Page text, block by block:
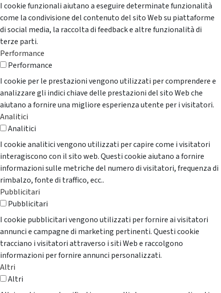
I cookie funzionali aiutano a eseguire determinate funzionalità
come la condivisione del contenuto del sito Web su piattaforme
di social media, la raccolta di feedback e altre funzionalità di
terze parti.
Performance
Performance
I cookie per le prestazioni vengono utilizzati per comprendere e
analizzare gli indici chiave delle prestazioni del sito Web che
aiutano a fornire una migliore esperienza utente per i visitatori.
Analitici
Analitici
I cookie analitici vengono utilizzati per capire come i visitatori
interagiscono con il sito web. Questi cookie aiutano a fornire
informazioni sulle metriche del numero di visitatori, frequenza di
rimbalzo, fonte di traffico, ecc..
Pubblicitari
Pubblicitari
I cookie pubblicitari vengono utilizzati per fornire ai visitatori
annunci e campagne di marketing pertinenti. Questi cookie
tracciano i visitatori attraverso i siti Web e raccolgono
informazioni per fornire annunci personalizzati.
Altri
Altri